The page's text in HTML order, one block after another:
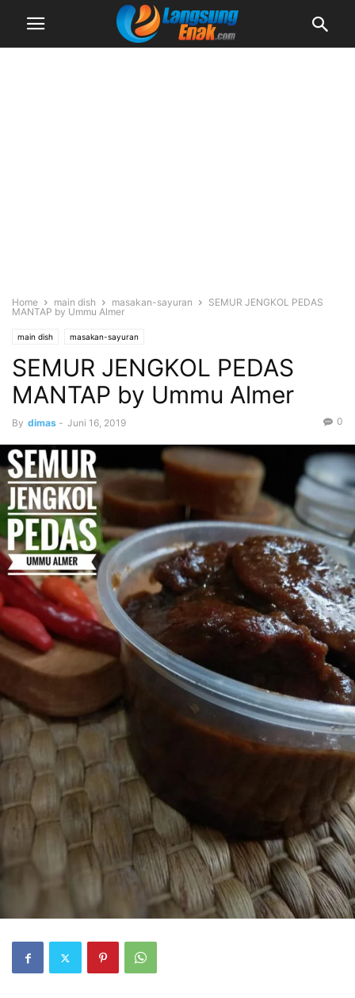
Home main dish masakan-sayuran
SEMUR JENGKOL PEDAS
MANTAP by Ummu Almer
main dish masakan-sayuran
SEMUR JENGKOL PEDAS
MANTAP by Ummu Almer
By dimas - Juni 16, 2019 0